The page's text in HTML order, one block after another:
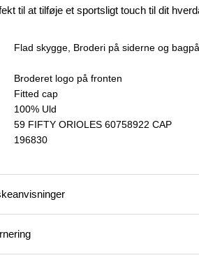
til at tilføje et sportsligt touch til dit
Flad skygge, Broderi på siderne og bagpå
Broderet logo på fronten
Fitted cap
100% Uld
59 FIFTY ORIOLES 60758922 CAP
196830